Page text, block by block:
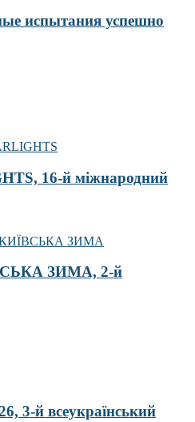
испытания успешно
16-й міжнародний
ЗИМА, 2-й
3-й всеукраїнський